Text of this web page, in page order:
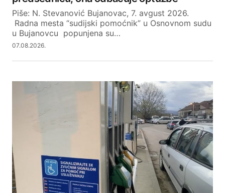
Piše: N. Stevanović Bujanovac, 7. avgust 2026.
Radna mesta “sudijski pomoćnik” u Osnovnom sudu
u Bujanovcu popunjena su…
07.08.2026.